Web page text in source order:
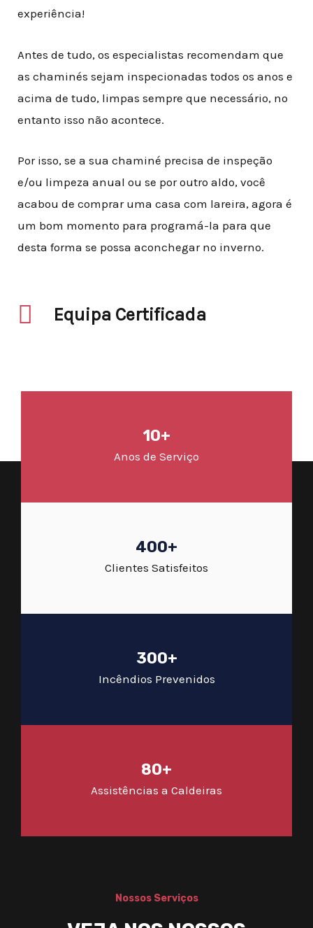
experiência!
Antes de tudo, os especialistas recomendam que
as chaminés sejam inspecionadas todos os anos e
acima de tudo, limpas sempre que necessário, no
entanto isso não acontece.
Por isso, se a sua chaminé precisa de inspeção
e/ou limpeza anual ou se por outro aldo, você
acabou de comprar uma casa com lareira, agora é
um bom momento para programá-la para que
desta forma se possa aconchegar no inverno.
Equipa Certificada
10+
Anos de Serviço
400+
Clientes Satisfeitos
300+
Incêndios Prevenidos
80+
Assistências a Caldeiras
Nossos Serviços